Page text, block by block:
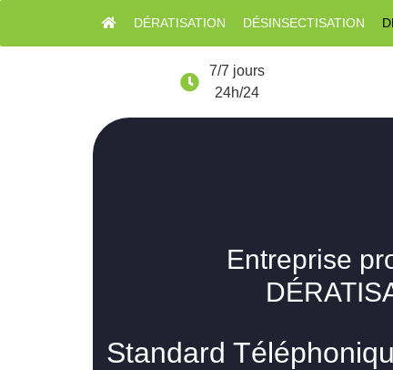
DÉRATISATION DÉSINSECTISATION
7/7 jours
24h/24
Entreprise
Standard